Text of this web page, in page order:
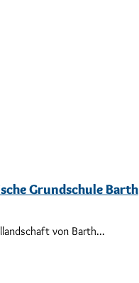
Grundschule Barth
von Barth...